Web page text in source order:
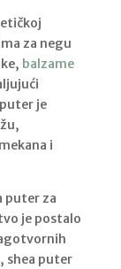
za negu
balzame
je
i
puter za
je postalo
shea puter